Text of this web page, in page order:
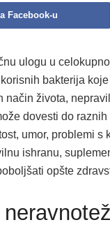
Facebook-u
ulogu u
bakterija
način života,
dovesti do
umor, problemi
ishranu,
opšte